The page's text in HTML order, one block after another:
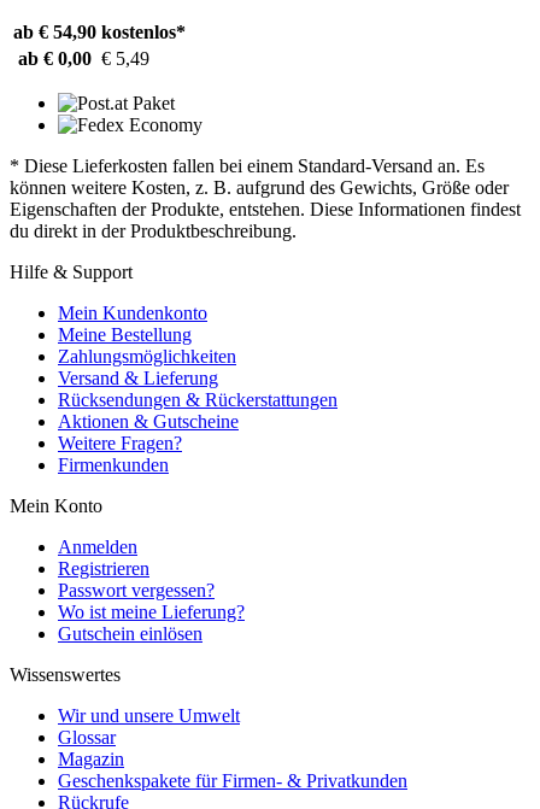
ab € 54,90 kostenlos*
ab € 0,00 € 5,49
* Diese Lieferkosten fallen bei einem Standard-Versand an. Es
können weitere Kosten, z. B. aufgrund des Gewichts, Größe oder
Eigenschaften der Produkte, entstehen. Diese Informationen findest
du direkt in der Produktbeschreibung.
Hilfe & Support
Mein Kundenkonto
Meine Bestellung
Zahlungsmöglichkeiten
Versand & Lieferung
Rücksendungen & Rückerstattungen
Aktionen & Gutscheine
Weitere Fragen?
Firmenkunden
Mein Konto
Anmelden
Registrieren
Passwort vergessen?
Wo ist meine Lieferung?
Gutschein einlösen
Wissenswertes
Wir und unsere Umwelt
Glossar
Magazin
Geschenkspakete für Firmen- & Privatkunden
Rückrufe